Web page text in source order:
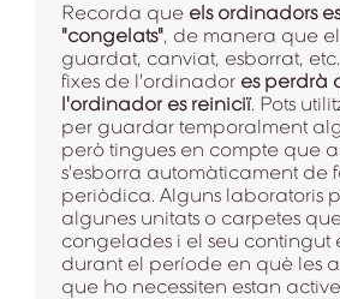
Recorda que els ordinadors
"congelats", de manera que
guardat, canviat, esborrat,
fixes de l'ordinador es perdrà
l'ordinador es reiniciï. Pots
per guardar temporalment
però tingues en compte que
s'esborra automàticament de
periòdica. Alguns laboratoris
algunes unitats o carpetes
congelades i el seu contingut
durant el període en què les
que ho necessiten estan